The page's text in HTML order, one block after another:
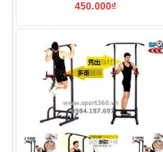
450.000₫